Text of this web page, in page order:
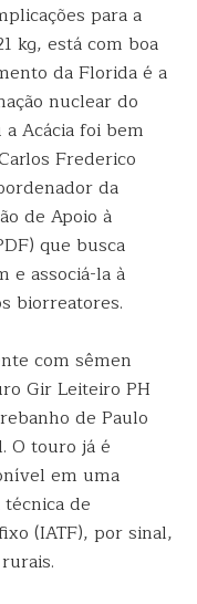
para a
kg, está com boa
da Florida é a
nuclear do
Acácia foi bem
Frederico
da
de Apoio à
que busca
e associá-la à
biorreatores.
com sêmen
Gir Leiteiro PH
de Paulo
O touro já é
em uma
de
(IATF), por sinal,